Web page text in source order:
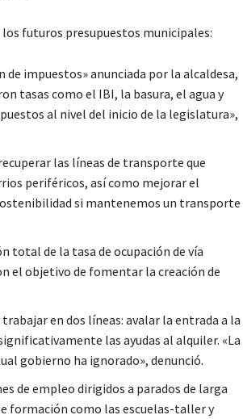
futuros presupuestos municipales:
impuestos» anunciada por la alcaldesa,
tasas como el IBI, la basura, el agua y
al nivel del inicio de la legislatura»,
las líneas de transporte que
periféricos, así como mejorar el
si mantenemos un transporte
total de la tasa de ocupación de vía
el objetivo de fomentar la creación de
en dos líneas: avalar la entrada a la
las ayudas al alquiler. «La
gobierno ha ignorado», denunció.
de empleo dirigidos a parados de larga
formación como las escuelas-taller y